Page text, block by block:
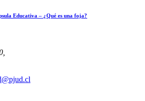
Educativa – ¿Qué es una foja?